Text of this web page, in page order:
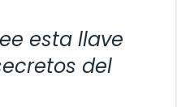
esta llave
del